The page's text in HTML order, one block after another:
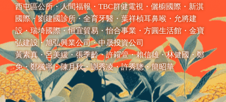
西屯區公所・人間福報・TBC群健電視・儷櫥國際・新淇
國際・劉建國診所・全育牙醫・葉祥楨耳鼻喉・允將建
設・瑞埼國際・恒宜貿易・怡合事業・方圓生活館・金寶
弘建設・旭弘興業公司・中晟投資公司
黃素真・呂美緩・張季齡・許糴箮・賴信雄・林健國・鄭
免・鄭楓寧・陳月秋・謝秀凌・許秀聰・簡昭華